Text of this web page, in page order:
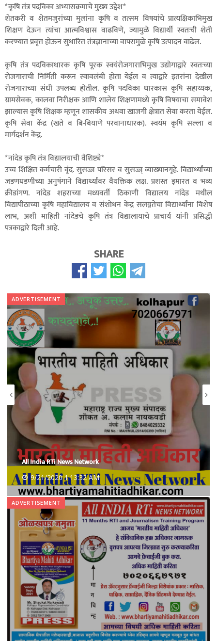
*कृषि तंत्र पदविका अभ्यासक्रमाचे मुख्य उद्देश*
शेतकरी व शेतमजुरांच्या मुलांना कृषि व तत्सम विषयांचे प्रात्यक्षिकाभिमुख
शिक्षण देऊन त्यांचा आत्मविश्वास वाढविणे, ज्यामुळे विद्यार्थी स्वतःची शेती
करण्यात प्रवृत्त होऊन सुधारित तंत्रज्ञानाच्या वापरामुळे कृषि उत्पादन वाढेल.
कृषि तंत्र पदविकाधारक कृषि पूरक स्वयंरोजगाराभिमुख उद्योगाद्वारे स्वतःच्या
रोजगाराची निर्मिती करून स्वावलंबी होता येईल व त्याद्वारे इतरांना देखील
रोजगाराच्या संधी उपलब्ध होतील. कृषि पदविका धारकास कृषि सहाय्यक,
ग्रामसेवक, कालवा निरीक्षक आणि शालेय शिक्षणामध्ये कृषि विषयाचा समावेश
झाल्यास कृषि शिक्षक म्हणून शासकीय अथवा खाजगी क्षेत्रात सेवा करता येईल.
कृषि सेवा केंद्र (खते व बि-बियाणे परवानाधारक). स्वयंम कृषि सल्ला व
मार्गदर्शन केंद्र.
*नांदेड कृषि तंत्र विद्यालयाची वैशिष्ट्ये*
उच्च शिक्षित कर्मचारी वृंद. सुसज्ज परिसर व सुसज्ज् व्याख्यानगृहे. विद्यार्थ्यांच्या
जडणघडणीच्या अनुषंगाने विद्यार्थ्यांवर वैयक्तिक लक्ष. प्रशस्त इमारत व भव्य
क्रीडांगण. नांदेड शहराच्या मध्यवर्ती ठिकाणी विद्यालय नांदेड मधील
विद्यापीठाच्या कृषि महाविद्यालय व संशोधन केंद्र सलग्नतेचा विद्यार्थ्यांना विशेष
लाभ, अशी माहिती नांदेडचे कृषि तंत्र विद्यालायाचे प्राचार्य यांनी प्रसिद्धी
पत्रकाद्वारे दिली आहे.
SHARE
ADVERTISEMENT
All India RTi News Network
9/21/2020 1:18:06 AM
ADVERTISEMENT